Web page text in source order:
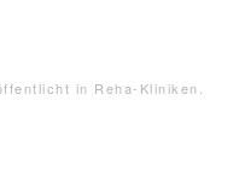
in Reha-Kliniken.